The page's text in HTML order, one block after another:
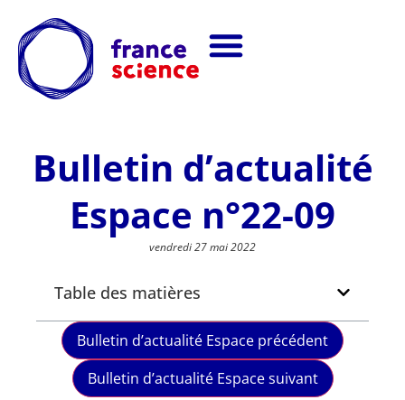
Bulletin d’actualité
Espace n°22-09
vendredi 27 mai 2022
Bulletin d’actualité Espace précédent
Bulletin d’actualité Espace suivant
Table des matières